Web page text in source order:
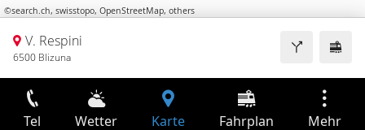
©search.ch, swisstopo, OpenStreetMap, others
V. Respini
6500 Blizuna
Tel Wetter Karte Fahrplan Mehr